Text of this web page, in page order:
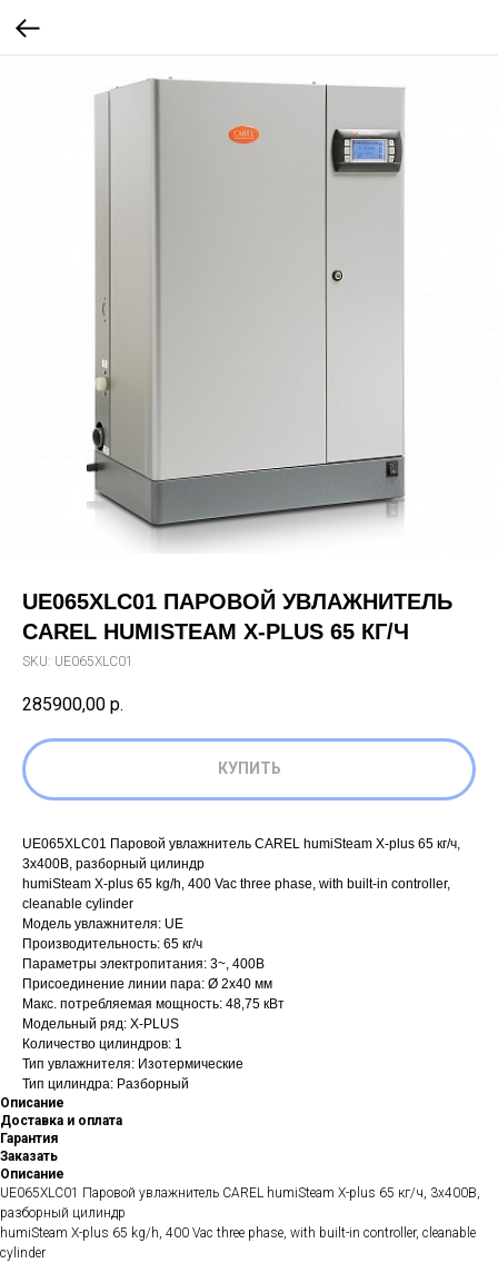
UE065XLC01 ПАРОВОЙ УВЛАЖНИТЕЛЬ
CAREL HUMISTEAM X-PLUS 65 КГ/Ч
SKU: UE065XLC01
285900,00 р.
КУПИТЬ
UE065XLC01 Паровой увлажнитель CAREL humiSteam X-plus 65 кг/ч,
3х400В, разборный цилиндр
humiSteam X-plus 65 kg/h, 400 Vac three phase, with built-in controller,
cleanable cylinder
Модель увлажнителя: UE
Производительность: 65 кг/ч
Параметры электропитания: 3~, 400В
Присоединение линии пара: Ø 2х40 мм
Макс. потребляемая мощность: 48,75 кВт
Модельный ряд: X-PLUS
Количество цилиндров: 1
Тип увлажнителя: Изотермические
Тип цилиндра: Разборный
Описание
Доставка и оплата
Гарантия
Заказать
Описание
UE065XLC01 Паровой увлажнитель CAREL humiSteam X-plus 65 кг/ч, 3х400В,
разборный цилиндр
humiSteam X-plus 65 kg/h, 400 Vac three phase, with built-in controller, cleanable
cylinder